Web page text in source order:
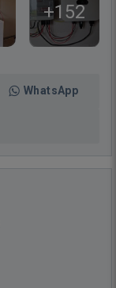
+152
WhatsApp